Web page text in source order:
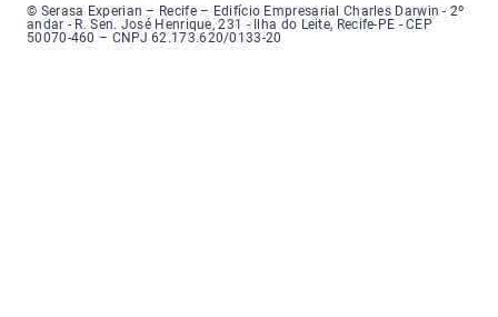
Serasa Experian - Recife, Endereço: Edifício Empresarial Charles Darwin,
© Serasa Experian – Recife – Edifício Empresarial Charles Darwin - 2º
andar - R. Sen. José Henrique, 231 - Ilha do Leite, Recife-PE - CEP
50070-460 – CNPJ 62.173.620/0133-20